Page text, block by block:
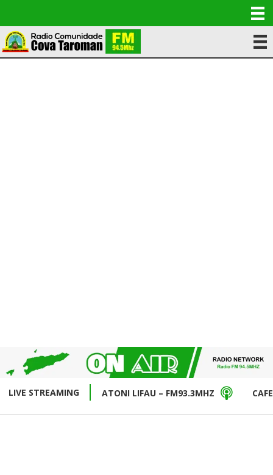
LIVE STREAMING ATONI LIFAU – FM93.3MHZ